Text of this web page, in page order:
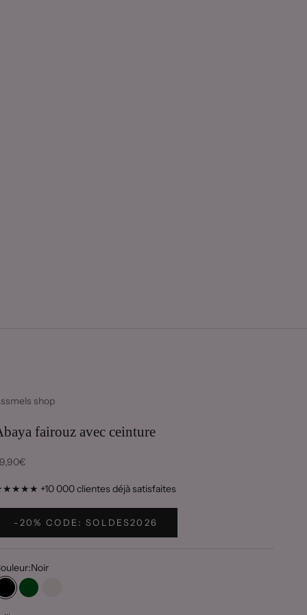
shop
fairouz avec ceinture
de vente
+10 000 clientes déjà satisfaites
-20% CODE: SOLDES2026
Noir
Noir Vert